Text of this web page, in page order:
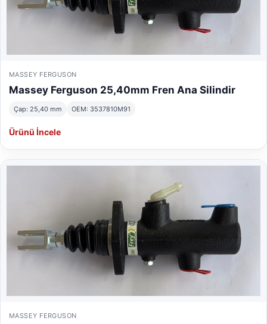
MASSEY FERGUSON
Massey Ferguson 25,40mm Fren Ana Silindir
Çap: 25,40 mm OEM: 3537810M91
Ürünü İncele
MASSEY FERGUSON